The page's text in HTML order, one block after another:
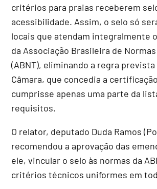
critérios para praias receberem
acessibilidade. Assim, o selo só
locais que atendam integralmente
da Associação Brasileira de
(ABNT), eliminando a regra
Câmara, que concedia a
cumprisse apenas uma parte da
requisitos.
O relator, deputado Duda Ramos
recomendou a aprovação das
ele, vincular o selo às normas da
critérios técnicos uniformes em